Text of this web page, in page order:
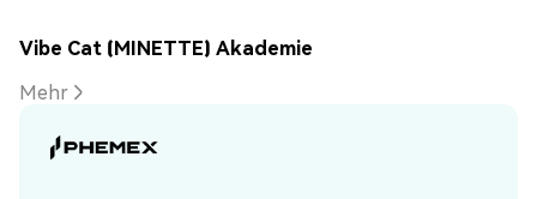
Vibe Cat (MINETTE) Akademie
Mehr